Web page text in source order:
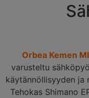
Orbea Kemen
varusteltu
käytännöllisyyden ja
Tehokas Shimano